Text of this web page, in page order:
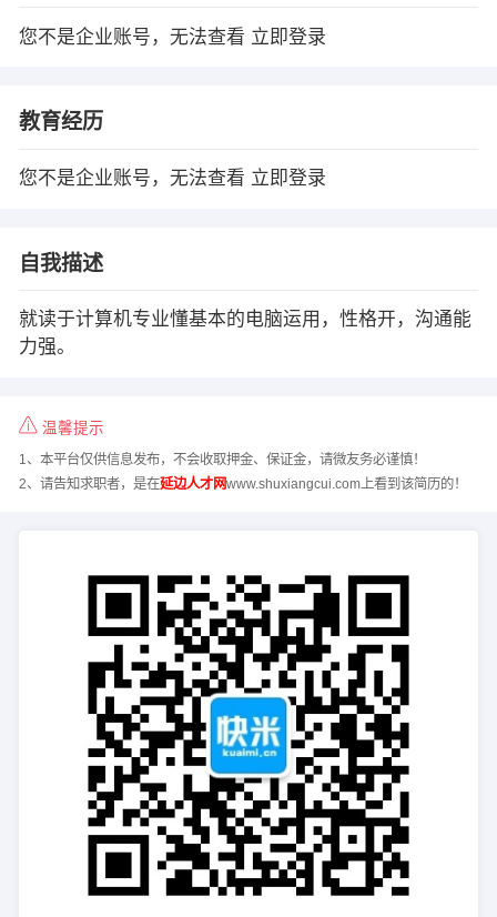
您不是企业账号，无法查看 立即登录
教育经历
您不是企业账号，无法查看 立即登录
自我描述
就读于计算机专业懂基本的电脑运用，性格开，沟通能
力强。
温馨提示
1、本平台仅供信息发布，不会收取押金、保证金，请微友务必谨慎！
2、请告知求职者，是在延边人才网www.shuxiangcui.com上看到该简历的！